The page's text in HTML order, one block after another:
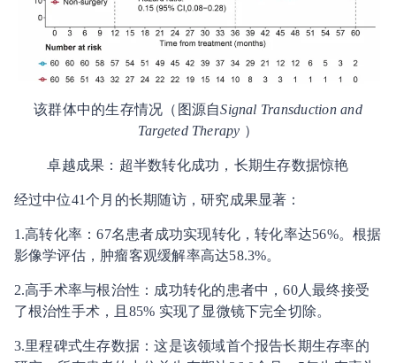
该群体中的生存情况（图源自Signal Transduction and
Targeted Therapy ）
卓越成果：超半数转化成功，长期生存数据惊艳
经过中位41个月的长期随访，研究成果显著：
1.高转化率：67名患者成功实现转化，转化率达56%。根据
影像学评估，肿瘤客观缓解率高达58.3%。
2.高手术率与根治性：成功转化的患者中，60人最终接受
了根治性手术，且85% 实现了显微镜下完全切除。
3.里程碑式生存数据：这是该领域首个报告长期生存率的